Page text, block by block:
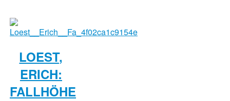
LOEST,
ERICH:
FALLHÖHE